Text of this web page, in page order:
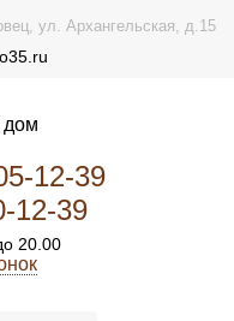
ул. Архангельская, д.15
12-39
12-39
20.00